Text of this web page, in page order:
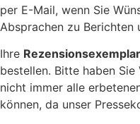
per E-Mail, wenn Sie
Absprachen zu
Ihre
bestellen. Bitte haben
nicht immer alle
können, da unser